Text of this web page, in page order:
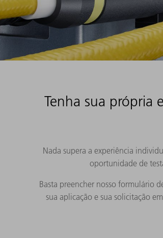
Tenha sua própria
Nada supera a experiência
oportunidade de
Basta preencher nosso formulário
sua aplicação e sua solicitação